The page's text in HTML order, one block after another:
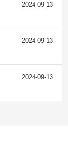
2024-09-13
2024-09-13
2024-09-13